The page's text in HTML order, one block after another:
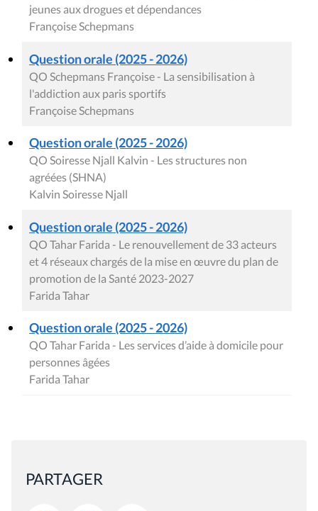
jeunes aux drogues et dépendances
Françoise Schepmans
Question orale (2025 - 2026)
QO Schepmans Françoise - La sensibilisation à
l'addiction aux paris sportifs
Françoise Schepmans
Question orale (2025 - 2026)
QO Soiresse Njall Kalvin - Les structures non
agréées (SHNA)
Kalvin Soiresse Njall
Question orale (2025 - 2026)
QO Tahar Farida - Le renouvellement de 33 acteurs
et 4 réseaux chargés de la mise en œuvre du plan de
promotion de la Santé 2023-2027
Farida Tahar
Question orale (2025 - 2026)
QO Tahar Farida - Les services d’aide à domicile pour
personnes âgées
Farida Tahar
PARTAGER